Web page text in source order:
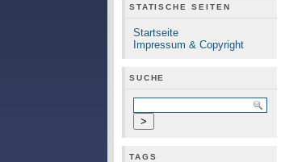
STATISCHE SEITEN
Startseite
Impressum & Copyright
SUCHE
TAGS